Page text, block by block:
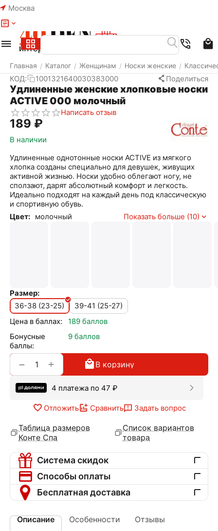
Москва
Главная / Каталог / Женщинам / Носки женские /
КОД: 1001321640030383000 Поделиться
Удлиненные женские хлопковые носки
ACTIVE 000 молочный
Написать отзыв
‍189‍ ₽
В наличии
Удлиненные однотонные носки ACTIVE из мягкого
хлопка созданы специально для девушек, живущих
активной жизнью. Носки удобно облегают ногу, не
сползают, дарят абсолютный комфорт и легкость.
Идеально подходят на каждый день под классическую
и спортивную обувь.
Цвет: молочный Показать больше (10)
Размер:
36-38 (23-25)
39-41 (25-27)
Цена в баллах:
189 баллов
Бонусные
баллы:
9 баллов
+
− В корзину
4 платежа по 47 ₽
Отложить Сравнить Задать вопрос
Таблица размеров
Конте Спа
Список вариантов
товара
Система скидок
Способы оплаты
Бесплатная доставка
Описание Особенности Отзывы
Меню